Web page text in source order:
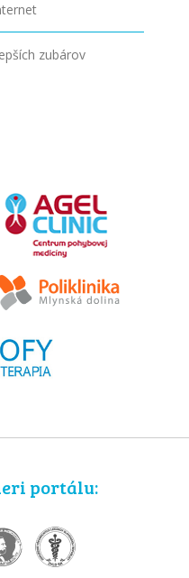
zubárov
portálu: